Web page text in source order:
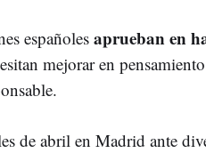
españoles aprueban en
mejorar en
de abril en Madrid ante